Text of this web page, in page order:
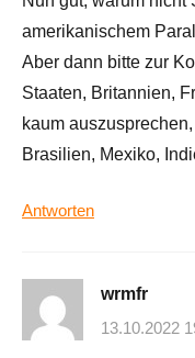
amerikanischem
Aber dann bitte zur
Staaten, Britannien,
kaum
Brasilien, Mexiko,
Antworten
wrmfr
13.10.2022